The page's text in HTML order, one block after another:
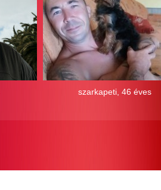
szarkapeti, 46 éves